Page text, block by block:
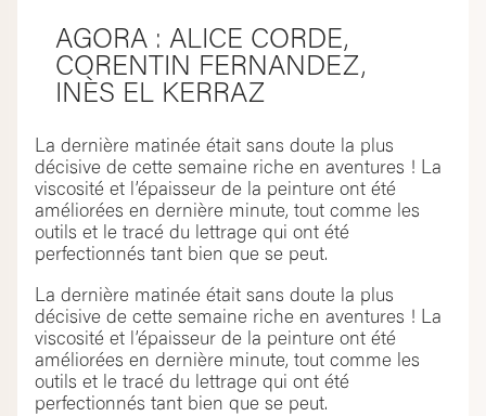
AGORA : ALICE CORDE,
CORENTIN FERNANDEZ,
INÈS EL KERRAZ
La dernière matinée était sans doute la plus
décisive de cette semaine riche en aventures ! La
viscosité et l’épaisseur de la peinture ont été
améliorées en dernière minute, tout comme les
outils et le tracé du lettrage qui ont été
perfectionnés tant bien que se peut.
La dernière matinée était sans doute la plus
décisive de cette semaine riche en aventures ! La
viscosité et l’épaisseur de la peinture ont été
améliorées en dernière minute, tout comme les
outils et le tracé du lettrage qui ont été
perfectionnés tant bien que se peut.